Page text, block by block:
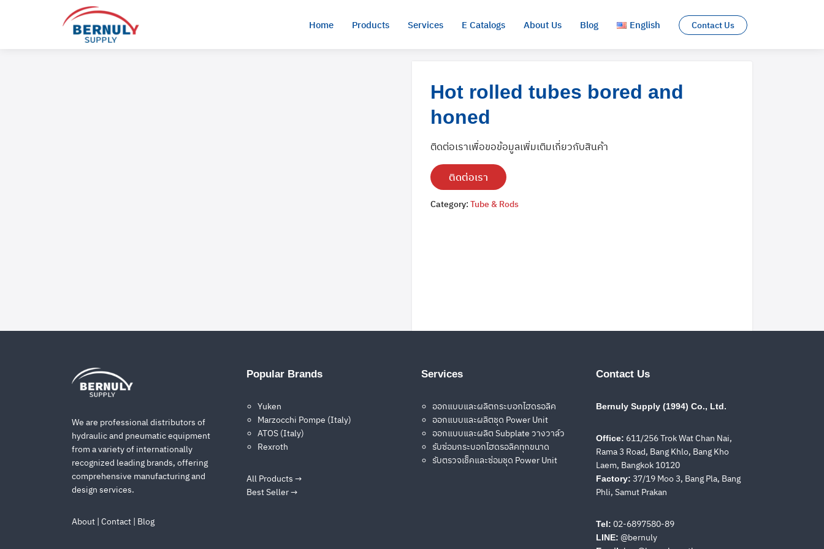
Home Products Services E Catalogs About Us Blog English
ไทย
Contact Us
for: Search
Hot rolled tubes bored and
honed
ติดต่อเราเพื่อขอข้อมูลเพิ่มเติมเกี่ยวกับสินค้า
ติดต่อเรา
Category: Tube & Rods
สำหรับผู้ที่ต้องการสั่งซื้อสินค้า ขอใบเสนอราคา หรือสอบถามรายละเอียดจากผู้เชี่ยวชาญ กรุณาติดต่อเรา
We are professional distributors of
hydraulic and pneumatic equipment
from a variety of internationally
recognized leading brands, offering
comprehensive manufacturing and
design services.
About | Contact | Blog
Popular Brands
Yuken
Marzocchi Pompe (Italy)
ATOS (Italy)
Rexroth
All Products →
Best Seller →
Services
ออกแบบและผลิตกระบอกไฮดรอลิค
ออกแบบและผลิตชุด Power Unit
ออกแบบและผลิต Subplate วางวาล์ว
รับซ่อมกระบอกไฮดรอลิคทุกขนาด
รับตรวจเช็คและซ่อมชุด Power Unit
Contact Us
Bernuly Supply (1994) Co., Ltd.
Office: 611/256 Trok Wat Chan Nai,
Rama 3 Road, Bang Khlo, Bang Kho
Laem, Bangkok 10120
Factory: 37/19 Moo 3, Bang Pla, Bang
Phli, Samut Prakan
Tel: 02-6897580-89
LINE: @bernuly